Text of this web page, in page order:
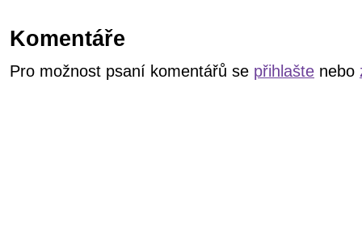
Komentáře
Pro možnost psaní komentářů se přihlašte nebo